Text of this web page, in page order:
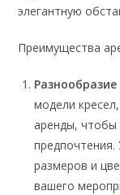
элегантную
Преимущества
модели
аренды, чтобы
предпочтения.
размеров и
вашего